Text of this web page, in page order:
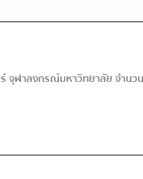
ฬาลงกรณ์มหาวิทยาลัย จำนวน